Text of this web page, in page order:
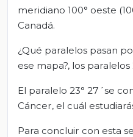
meridiano 100° oeste
Canadá.
¿Qué paralelos pasan
ese mapa?, los paralelos
El paralelo 23° 27´se
Cáncer, el cuál
Para concluir con esta